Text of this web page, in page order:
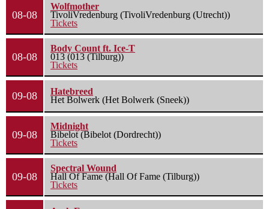
08-08
Wolfmother
TivoliVredenburg (TivoliVredenburg (Utrecht))
Tickets
08-08
Body Count ft. Ice-T
013 (013 (Tilburg))
Tickets
09-08
Hatebreed
Het Bolwerk (Het Bolwerk (Sneek))
09-08
Midnight
Bibelot (Bibelot (Dordrecht))
Tickets
09-08
Spectral Wound
Hall Of Fame (Hall Of Fame (Tilburg))
Tickets